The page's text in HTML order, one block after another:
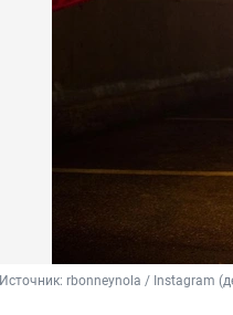
Источник: rbonneynola / Instagram